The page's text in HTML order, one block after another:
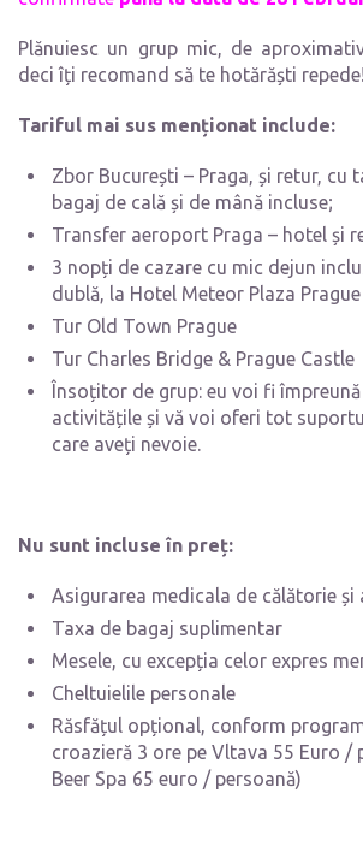
Plănuiesc un grup mic, de
deci îți recomand să te hotărăști repede!
Tariful mai sus menționat include:
Zbor București – Praga, și retur, cu
bagaj de cală și de mână incluse;
Transfer aeroport Praga – hotel și
3 nopți de cazare cu mic dejun
dublă, la Hotel Meteor Plaza
Tur Old Town Prague
Tur Charles Bridge & Prague Castle
Însoțitor de grup: eu voi fi
activitățile și vă voi oferi tot
care aveți nevoie.
Nu sunt incluse în preț:
Asigurarea medicala de călătorie
Taxa de bagaj suplimentar
Mesele, cu excepția celor expres
Cheltuielile personale
Răsfățul opțional, conform
croazieră 3 ore pe Vltava 55 Euro /
Beer Spa 65 euro / persoană)